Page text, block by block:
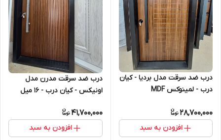
درب ضد سرقت مدل بردیا - کیان
درب - لمینوکس MDF
28,700,000
افزودن به سبد
درب ضد سرقت مدرن مدل
اونیکس - کیان درب - 16 میل
41,700,000
افزودن به سبد